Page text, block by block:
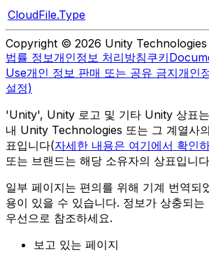
CloudFile.Type
Copyright © 2026 Unity Technologies
법률 정보개인정보 처리방침쿠키
Use개인 정보 판매 또는 공유 금지개인
설정)
'Unity', Unity 로고 및 기타 Unity 상표
내 Unity Technologies 또는 그 계열사
표입니다(자세한 내용은 여기에서 확인
또는 브랜드는 해당 소유자의 상표입니
일부 페이지는 편의를 위해 기계 번역되
용이 있을 수 있습니다. 정보가 상충되
우선으로 참조하세요.
보고 있는 페이지